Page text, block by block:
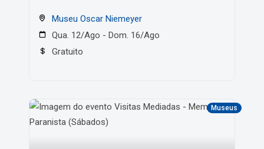
Museu Oscar Niemeyer
Qua. 12/Ago - Dom. 16/Ago
Gratuito
Museus